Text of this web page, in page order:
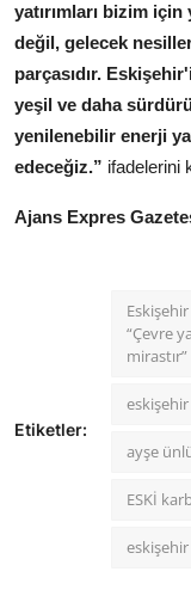
yatırımları bizim için
değil, gelecek
parçasıdır.
yeşil ve daha
yenilenebilir enerji
edeceğiz.” ifadelerini
Ajans Expres
Etiketler:
“Çevre
mirastır”
ayşe
ESKİ